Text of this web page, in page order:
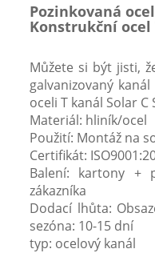
Pozinkovaná
Konstrukční ocel
Můžete si být jisti,
galvanizovaný
oceli T kanál Solar C
Materiál: hliník/ocel
Použití: Montáž na
Certifikát:
Balení: kartony +
zákazníka
Dodací lhůta:
sezóna: 10-15 dní
typ: ocelový kanál